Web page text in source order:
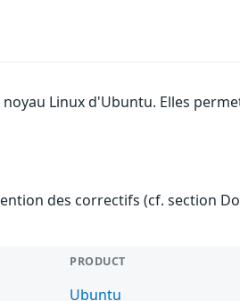
Linux d'Ubuntu. Elles
des correctifs (cf. section
PRODUCT
Ubuntu